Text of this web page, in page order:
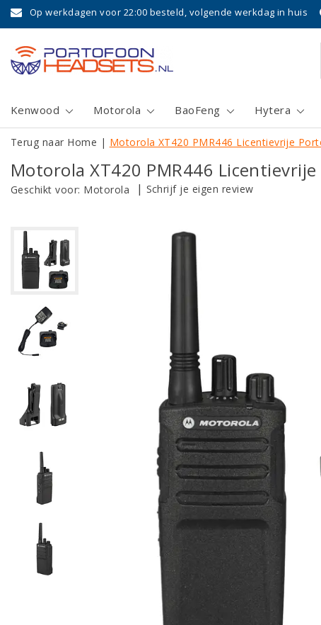
Op werkdagen voor 22:00 besteld, volgende werkdag in huis
Kenwood Motorola BaoFeng Hytera
Terug naar Home | Motorola XT420 PMR446 Licentievrije
Motorola XT420 PMR446
Geschikt voor: Motorola | Schrijf je eigen review